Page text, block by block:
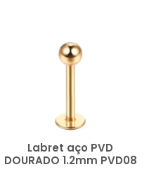
Labret aço PVD
DOURADO 1.2mm PVD08